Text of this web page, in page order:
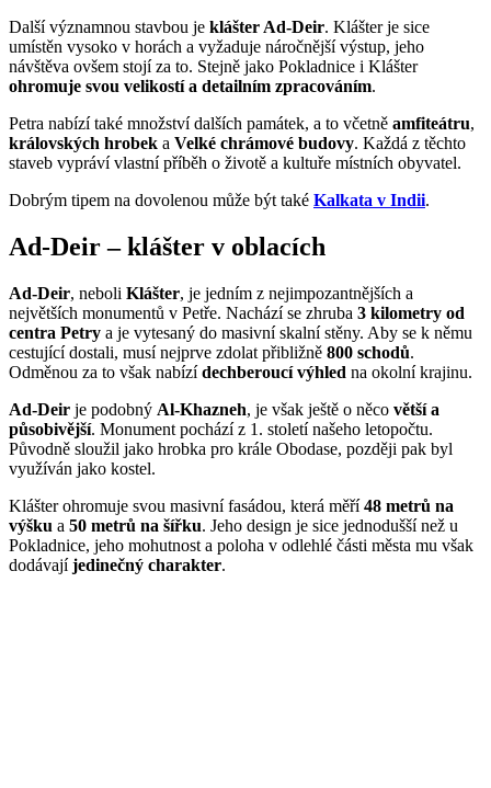
Další významnou stavbou je klášter Ad-Deir. Klášter je sice
umístěn vysoko v horách a vyžaduje náročnější výstup, jeho
návštěva ovšem stojí za to. Stejně jako Pokladnice i Klášter
ohromuje svou velikostí a detailním zpracováním.
Petra nabízí také množství dalších památek, a to včetně amfiteátru,
královských hrobek a Velké chrámové budovy. Každá z těchto
staveb vypráví vlastní příběh o životě a kultuře místních obyvatel.
Dobrým tipem na dovolenou může být také Kalkata v Indii.
Ad-Deir – klášter v oblacích
Ad-Deir, neboli Klášter, je jedním z nejimpozantnějších a
největších monumentů v Petře. Nachází se zhruba 3 kilometry od
centra Petry a je vytesaný do masivní skalní stěny. Aby se k němu
cestující dostali, musí nejprve zdolat přibližně 800 schodů.
Odměnou za to však nabízídechberoucí výhled na okolní krajinu.
Ad-Deir je podobný Al-Khazneh, je však ještě o něco větší a
působivější. Monument pochází z 1. století našeho letopočtu.
Původně sloužil jako hrobka pro krále Obodase, později pak byl
využíván jako kostel.
Klášter ohromuje svou masivní fasádou, která měří48 metrů na
výšku a 50 metrů na šířku. Jeho design je sice jednodušší než u
Pokladnice, jeho mohutnost a poloha v odlehlé části města mu však
dodávajíjedinečný charakter.